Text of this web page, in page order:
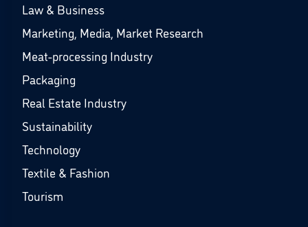
Law & Business
Marketing, Media, Market Research
Meat-processing Industry
Packaging
Real Estate Industry
Sustainability
Technology
Textile & Fashion
Tourism